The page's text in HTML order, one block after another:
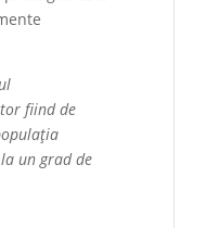
fiind de
un grad de